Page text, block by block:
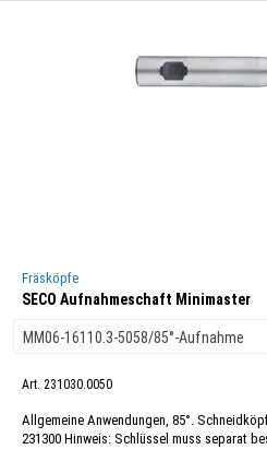
Fräsköpfe
SECO Aufnahmeschaft Minimaster
Art. 231030.0050
Allgemeine Anwendungen, 85°.
231300 Hinweis: Schlüssel muss separat